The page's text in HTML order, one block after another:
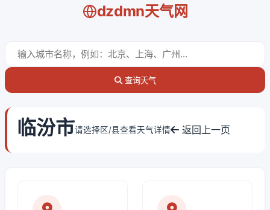
dzdmn天气网
查询天气
临汾市请选择区/县查看天气详情 返回上一页